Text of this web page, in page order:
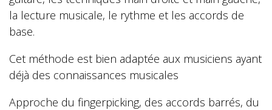
la lecture musicale, le rythme et les accords de
base.
Cet méthode est bien adaptée aux musiciens ayant
déjà des connaissances musicales
Approche du fingerpicking, des accords barrés, du